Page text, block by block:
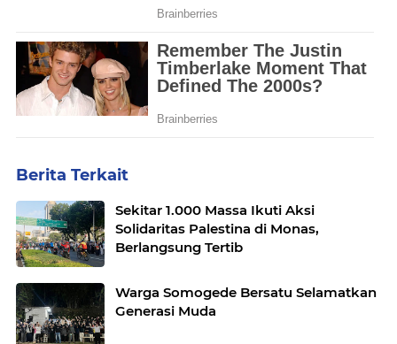
Berita Terkait
Sekitar 1.000 Massa Ikuti Aksi
Solidaritas Palestina di Monas,
Berlangsung Tertib
Warga Somogede Bersatu Selamatkan
Generasi Muda